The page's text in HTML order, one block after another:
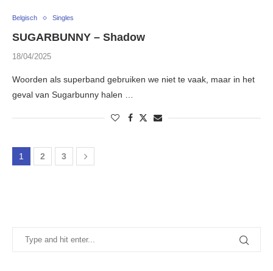
Belgisch Singles
SUGARBUNNY – Shadow
18/04/2025
Woorden als superband gebruiken we niet te vaak, maar in het
geval van Sugarbunny halen …
1 2 3